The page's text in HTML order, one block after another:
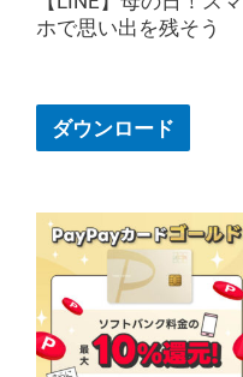
ホで思い出を残そう
ダウンロード